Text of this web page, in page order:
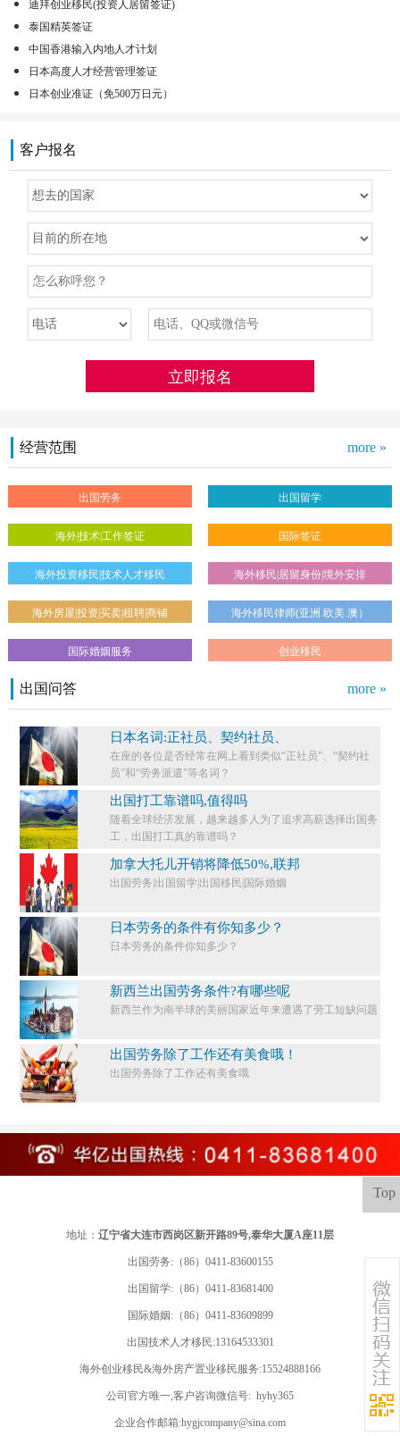
迪拜创业移民(投资人居留签证)
泰国精英签证
中国香港输入内地人才计划
日本高度人才经营管理签证
日本创业准证（免500万日元）
客户报名
经营范围 more »
出国劳务 出国留学
海外|技术|工作签证 国际签证
海外投资移民|技术人才移民 海外移民|居留身份|境外安排
海外房屋|投资|买卖|租聘|商铺 海外移民律师(亚洲.欧美.澳）
国际婚姻服务 创业移民
出国问答 more »
日本名词:正社员、契约社员、
在座的各位是否经常在网上看到类似“正社员”、“契约社
员”和“劳务派遣”等名词？
出国打工靠谱吗,值得吗
随着全球经济发展，越来越多人为了追求高薪选择出国务
工，出国打工真的靠谱吗？
加拿大托儿开销将降低50%,联邦
出国劳务|出国留学|出国移民|国际婚姻
日本劳务的条件有你知多少？
日本劳务的条件你知多少？​
新西兰出国劳务条件?有哪些呢
新西兰作为南半球的美丽国家近年来遭遇了劳工短缺问题
出国劳务除了工作还有美食哦！
出国劳务除了工作还有美食哦
Top
地址： 辽宁省大连市西岗区新开路89号,泰华大厦A座11层
出国劳务:（86）0411-83600155
出国留学:（86）0411-83681400
国际婚姻:（86）0411-83609899
出国技术人才移民:13164533301
海外创业移民&海外房产置业移民服务:15524888166
公司官方唯一,客户咨询微信号: hyhy365
企业合作邮箱:hygjcompany@sina.com